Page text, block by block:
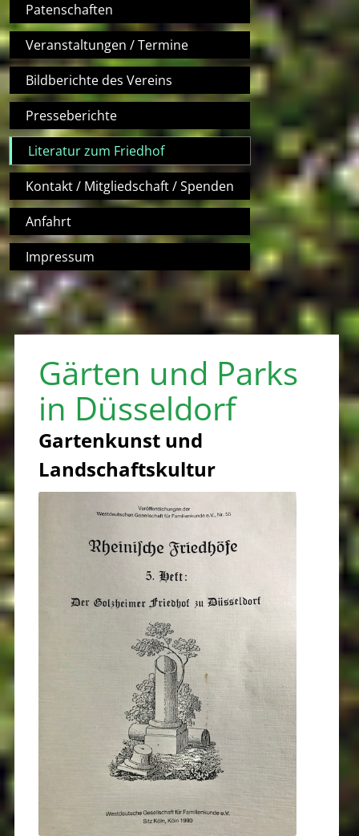
Patenschaften
Veranstaltungen / Termine
Bildberichte des Vereins
Presseberichte
Literatur zum Friedhof
Kontakt / Mitgliedschaft / Spenden
Anfahrt
Impressum
Gärten und Parks
in Düsseldorf
Gartenkunst und
Landschaftskultur